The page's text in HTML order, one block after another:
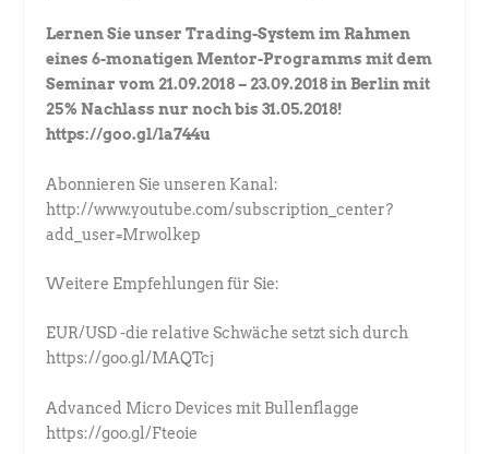
Lernen Sie unser Trading-System im Rahmen
eines 6-monatigen Mentor-Programms mit dem
Seminar vom 21.09.2018 – 23.09.2018 in Berlin mit
25% Nachlass nur noch bis 31.05.2018!
https://goo.gl/la744u
Abonnieren Sie unseren Kanal:
http://www.youtube.com/subscription_center?
add_user=Mrwolkep
Weitere Empfehlungen für Sie:
EUR/USD -die relative Schwäche setzt sich durch
https://goo.gl/MAQTcj
Advanced Micro Devices mit Bullenflagge
https://goo.gl/Fteoie